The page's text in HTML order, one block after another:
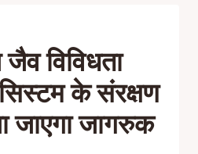
जैव विविधता
के संरक्षण
जाएगा जागरुक